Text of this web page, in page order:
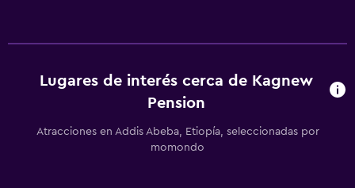
Lugares de interés cerca de Kagnew
Pension
Atracciones en Addis Abeba, Etiopía, seleccionadas por
momondo